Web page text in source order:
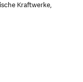
Kraftwerke,